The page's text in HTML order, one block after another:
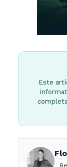
Este